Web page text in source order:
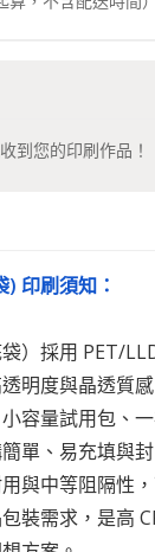
到您的印刷作品！
印刷須知：
）採用 PET/
明度與晶透質
容量試用包、
單、易充填與
與中等阻隔性
裝需求，是高